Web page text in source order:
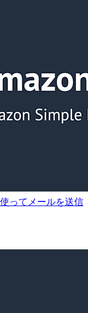
ってメールを送信